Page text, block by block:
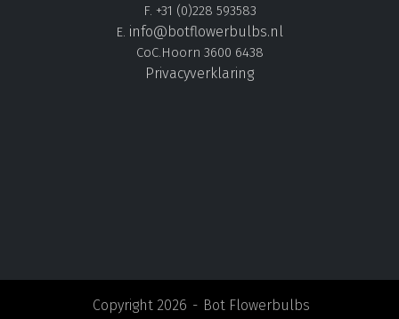
F. +31 (0)228 593583
E. info@botflowerbulbs.nl
CoC.Hoorn 3600 6438
Privacyverklaring
Copyright 2026
Bot Flowerbulbs